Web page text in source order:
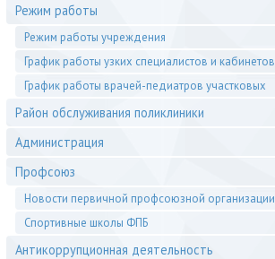
Режим работы
Режим работы учреждения
График работы узких специалистов и кабинетов
График работы врачей-педиатров yчастковых
Район обслуживания поликлиники
Администрация
Профсоюз
Новости первичной профсоюзной организации
Спортивные школы ФПБ
Антикоррупционная деятельность